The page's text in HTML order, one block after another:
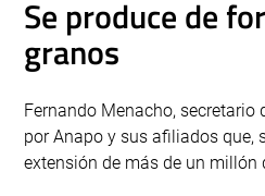
Se produce de
granos
Fernando Menacho,
por Anapo y sus afiliados que,
extensión de más de un millón